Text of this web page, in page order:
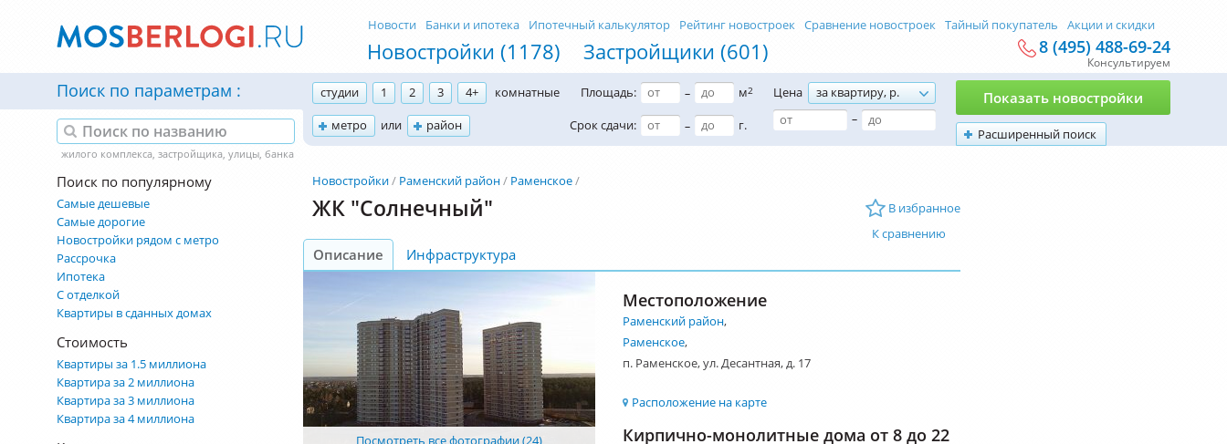
Новостройки (1178) Застройщики (601)
Новости Банки и ипотека Ипотечный калькулятор Рейтинг новостроек Сравнение новостроек Тайный покупатель Акции и скидки
8 (495) 488-69-24
Консультируем
Поиск по параметрам студии 1 2 3 4+
комнатные
метро
или район
Площадь: – м2
Срок сдачи: – г.
Цена
за квартиру, р.
–
Расширенный поиск
Показать новостройки
Поиск по популярному
Самые дешевые
Самые дорогие
Новостройки рядом с метро
Рассрочка
Ипотека
С отделкой
Квартиры в сданных домах
Стоимость
Квартиры за 1.5 миллиона
Квартира за 2 миллиона
Квартира за 3 миллиона
Квартира за 4 миллиона
Новостройки Раменский район
Раменское
В избранное
К сравнению
ЖК "Солнечный"
Описание Инфраструктура
Посмотреть все фотографии (24)
Местоположение
Раменский район,
Раменское,
п. Раменское, ул. Десантная, д. 17
Расположение на карте
Кирпично-монолитные дома от 8 до 22